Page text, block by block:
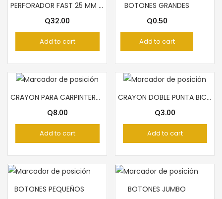
PERFORADOR FAST 25 MM CIRCULO
Q32.00
Add to cart
BOTONES GRANDES
Q0.50
Add to cart
CRAYON PARA CARPINTERO JUMBO SECURITY
Q8.00
Add to cart
CRAYON DOBLE PUNTA BICOLOR MAPED DE CARPINTERO
Q3.00
Add to cart
BOTONES PEQUEÑOS
BOTONES JUMBO